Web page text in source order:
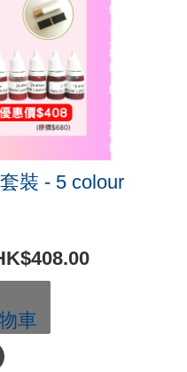
裝 - 5 colour
車